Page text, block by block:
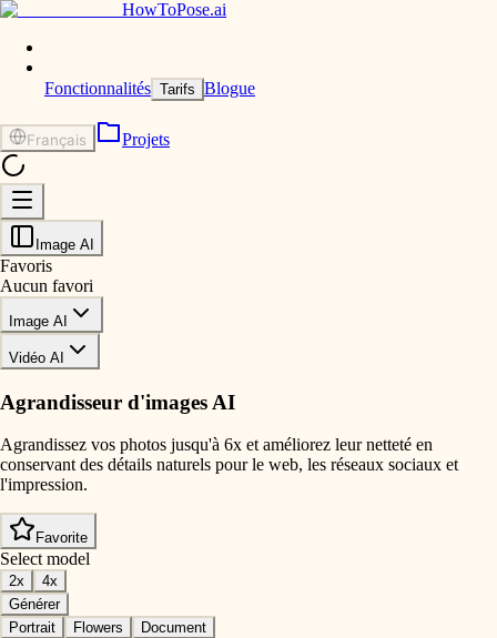
HowToPose.ai
Fonctionnalités Tarifs Blogue
Français Projets
Image AI
Favoris
Aucun favori
Image AI
Vidéo AI
Agrandisseur d'images AI
Agrandissez vos photos jusqu'à 6x et améliorez leur netteté en
conservant des détails naturels pour le web, les réseaux sociaux et
l'impression.
Favorite
Select model
2x
4x
Générer
Portrait
Flowers Document